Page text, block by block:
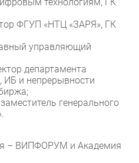
ФГУП «НТЦ «ЗАРЯ», ГК
управляющий
департамента
ИБ и непрерывности
генерального
– ВИПФОРУМ и Академия